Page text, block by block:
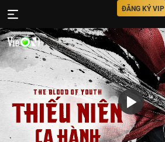
ĐĂNG KÝ VIP